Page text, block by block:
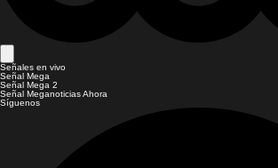
Señales en vivo
Señal Mega
Señal Mega 2
Señal Meganoticias Ahora
Síguenos